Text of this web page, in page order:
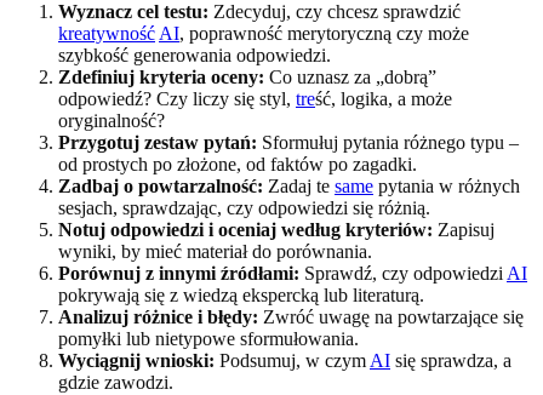
Wyznacz cel testu: Zdecyduj, czy chcesz sprawdzić
kreatywność AI, poprawność merytoryczną czy może
szybkość generowania odpowiedzi.
Zdefiniuj kryteria oceny: Co uznasz za „dobrą”
odpowiedź? Czy liczy się styl, treść, logika, a może
oryginalność?
Przygotuj zestaw pytań: Sformułuj pytania różnego typu –
od prostych po złożone, od faktów po zagadki.
Zadbaj o powtarzalność: Zadaj te same pytania w różnych
sesjach, sprawdzając, czy odpowiedzi się różnią.
Notuj odpowiedzi i oceniaj według kryteriów: Zapisuj
wyniki, by mieć materiał do porównania.
Porównuj z innymi źródłami: Sprawdź, czy odpowiedzi AI
pokrywają się z wiedzą ekspercką lub literaturą.
Analizuj różnice i błędy: Zwróć uwagę na powtarzające się
pomyłki lub nietypowe sformułowania.
Wyciągnij wnioski: Podsumuj, w czym AI się sprawdza, a
gdzie zawodzi.